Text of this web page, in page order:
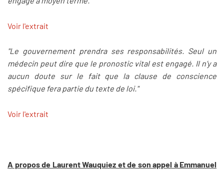
Voir l'extrait
"Le gouvernement prendra ses responsabilités. Seul un
médecin peut dire que le pronostic vital est engagé. Il n’y a
aucun doute sur le fait que la clause de conscience
spécifique fera partie du texte de loi."
Voir l'extrait
A propos de Laurent Wauquiez et de son appel à Emmanuel